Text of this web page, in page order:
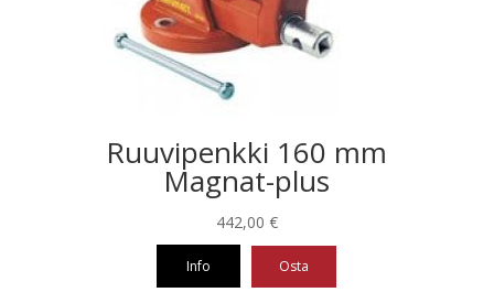
Ruuvipenkki 160 mm
Magnat-plus
442,00 €
Info Osta